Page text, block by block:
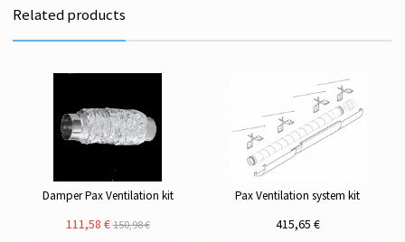
Related products
Damper Pax Ventilation kit
111,58 € 150,98 €
Pax Ventilation system kit
415,65 €